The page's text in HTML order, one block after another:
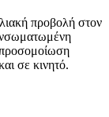
προβολή στον
προσομοίωση
σε κινητό.